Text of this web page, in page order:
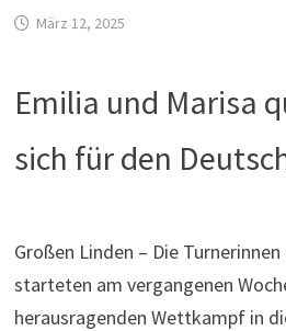
März 12, 2025
Emilia und Marisa
sich für den
Großen Linden – Die
starteten am vergangenen
herausragenden Wettkampf in